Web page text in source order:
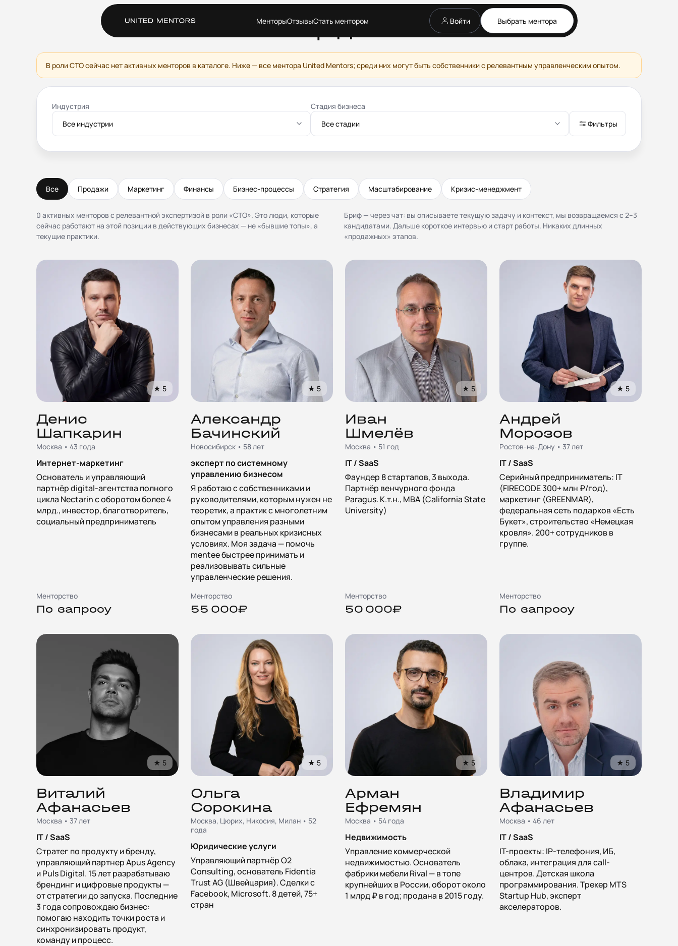
МенторыОтзывыСтать ментором Войти Выбрать ментора
Ментор для CTO
В роли CTO сейчас нет активных менторов в каталоге. Ниже — все ментора United Mentors; среди них могут быть собственники с релевантным управленческим опытом.
Индустрия
Все индустрии
Стадия бизнеса
Все стадии
Фильтры
Все Продажи Маркетинг Финансы Бизнес-процессы Стратегия Масштабирование Кризис-менеджмент
0 активных менторов с релевантной экспертизой в роли «CTO». Это люди, которые
сейчас работают на этой позиции в действующих бизнесах — не «бывшие топы», а
текущие практики.
Бриф — через чат: вы описываете текущую задачу и контекст, мы возвращаемся с 2–3
кандидатами. Дальше короткое интервью и старт работы. Никаких длинных
«продажных» этапов.
★ 5
Денис
Шапкарин
Москва • 43 года
Интернет-маркетинг
Основатель и управляющий
партнёр digital-агентства полного
цикла Nectarin с оборотом более 4
млрд., инвестор, благотворитель,
социальный предприниматель
Менторство
По запросу
★ 5
Александр
Бачинский
Новосибирск • 58 лет
эксперт по системному
управлению бизнесом
Я работаю с собственниками и
руководителями, которым нужен не
теоретик, а практик с многолетним
опытом управления разными
бизнесами в реальных кризисных
условиях. Моя задача — помочь
mentee быстрее принимать и
реализовывать сильные
управленческие решения.
Менторство
55 000₽
★ 5
Иван
Шмелёв
Москва • 51 год
IT / SaaS
Фаундер 8 стартапов, 3 выхода.
Партнёр венчурного фонда
Paragus. К.т.н., MBA (California State
University)
Менторство
50 000₽
★ 5
Андрей
Морозов
Ростов-на-Дону • 37 лет
IT / SaaS
Серийный предприниматель: IT
(FIRECODE 300+ млн ₽/год),
маркетинг (GREENMAR),
федеральная сеть подарков «Есть
Букет», строительство «Немецкая
кровля». 200+ сотрудников в
группе.
Менторство
По запросу
★ 5
Виталий
Афанасьев
Москва • 37 лет
IT / SaaS
Стратег по продукту и бренду,
управляющий партнер Apus Agency
и Puls Digital. 15 лет разрабатываю
брендинг и цифровые продукты —
от стратегии до запуска. Последние
3 года сопровождаю бизнес:
помогаю находить точки роста и
синхронизировать продукт,
команду и процесс.
★ 5
Ольга
Сорокина
Москва, Цюрих, Никосия, Милан • 52
года
Юридические услуги
Управляющий партнёр O2
Consulting, основатель Fidentia
Trust AG (Швейцария). Сделки с
Facebook, Microsoft. 8 детей, 75+
стран
★ 5
Арман
Ефремян
Москва • 54 года
Недвижимость
Управление коммерческой
недвижимостью. Основатель
фабрики мебели Rival — в топе
крупнейших в России, оборот около
1 млрд ₽ в год; продана в 2015 году.
★ 5
Владимир
Афанасьев
Москва • 46 лет
IT / SaaS
IT-проекты: IP-телефония, ИБ,
облака, интеграция для call-
центров. Детская школа
программирования. Трекер MTS
Startup Hub, эксперт
акселераторов.
Сервис
Отзывы
Стать ментором
Благотворительность
Журнал
Документы
конфиденциальности (NDA)
Политика конфиденциальности
данных
Согласие на обработку
персональных данных